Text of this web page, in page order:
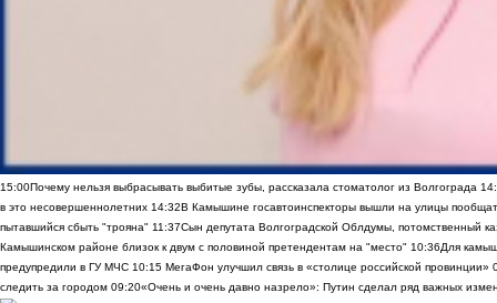
15:00Почему нельзя выбрасывать выбитые зубы, рассказала стоматолог из Волгограда
в это несовершеннолетних 14:32В Камышине госавтоинспекторы вышли на улицы
пытавшийся сбыть "трояна" 11:37Сын депутата Волгоградской Облдумы, потомственный
Камышинском районе близок к двум с половиной претендентам на "место" 10:36Для
предупредили в ГУ МЧС 10:15 МегаФон улучшил связь в «столице российской провинции»
следить за городом 09:20«Очень и очень давно назрело»: Путин сделал ряд важных